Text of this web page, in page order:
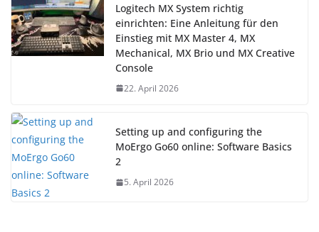
Logitech MX System richtig
einrichten: Eine Anleitung für den
Einstieg mit MX Master 4, MX
Mechanical, MX Brio und MX Creative
Console
22. April 2026
Setting up and configuring the
MoErgo Go60 online: Software Basics
2
5. April 2026